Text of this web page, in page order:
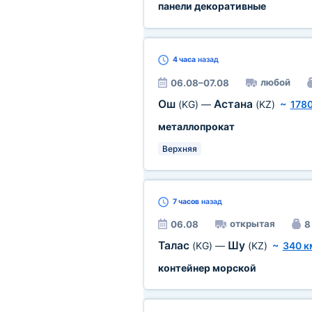
панели декоративные
4 часаназад
06.08–07.08 любой
Ош (KG) — Астана (KZ) ~
металлопрокат
Верхняя
7 часовназад
06.08 открытая 8
Талас (KG) — Шу (KZ) ~ 340
контейнер морской